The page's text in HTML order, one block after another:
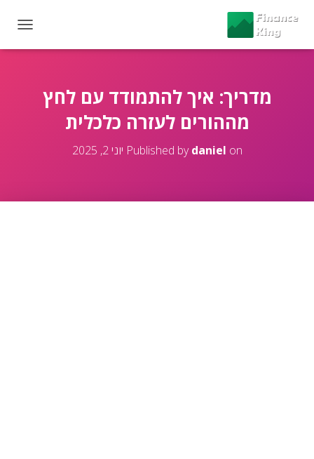
O
מדריך: איך להתמודד עם לחץ
מההורים לעזרה כלכלית
Published bydaniel on יוני 2, 2025